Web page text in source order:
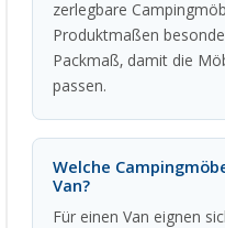
zerlegbare
Produktmaßen
Packmaß, damit die
passen.
Welche
Van?
Für einen Van eignen